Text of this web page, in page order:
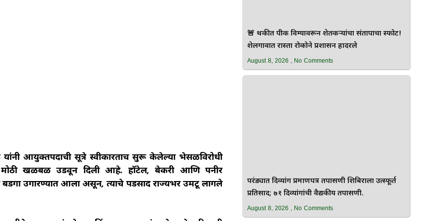
आयुक्तपदाची सूत्रे स्वीकारताच सुरू केलेल्या भेसळविरोधी
मोठी खळबळ उडवून दिली आहे. हॉटेल, बेकरी आणि पनीर
बडगा उगारण्यात आला असून, त्याचे पडसाद राज्यभर उमटू लागले
🚨 थकीत पीक विम्यावरून शेतकऱ्यांचा संतापाचा स्फोट!
शेलगावात रास्ता रोकोने प्रशासन हादरले
August 8, 2026 No Comments
परंड्यात दिव्यांग प्रमाणपत्र तपासणी शिबिराला उत्स्फूर्त
प्रतिसाद; ७१ दिव्यांगांची वैद्यकीय तपासणी.
August 8, 2026 No Comments